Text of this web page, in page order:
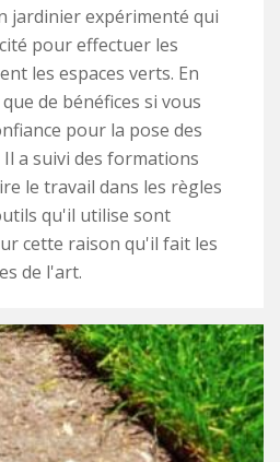
jardinier expérimenté qui
pour effectuer les
les espaces verts. En
de bénéfices si vous
pour la pose des
a suivi des formations
le travail dans les règles
qu'il utilise sont
cette raison qu'il fait les
de l'art.